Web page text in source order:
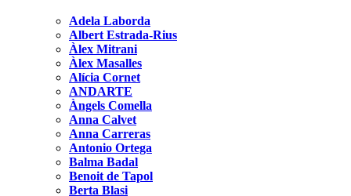
Adela Laborda
Albert Estrada-Rius
Àlex Mitrani
Àlex Masalles
Alícia Cornet
ANDARTE
Àngels Comella
Anna Calvet
Anna Carreras
Antonio Ortega
Balma Badal
Benoit de Tapol
Berta Blasi